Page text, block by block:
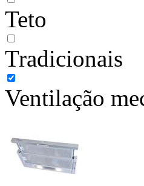
Teto
Tradicionais
Ventilação